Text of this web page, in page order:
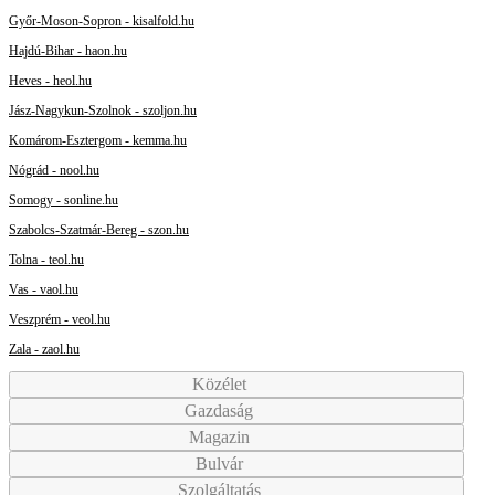
Győr-Moson-Sopron - kisalfold.hu
Hajdú-Bihar - haon.hu
Heves - heol.hu
Jász-Nagykun-Szolnok - szoljon.hu
Komárom-Esztergom - kemma.hu
Nógrád - nool.hu
Somogy - sonline.hu
Szabolcs-Szatmár-Bereg - szon.hu
Tolna - teol.hu
Vas - vaol.hu
Veszprém - veol.hu
Zala - zaol.hu
Közélet
Gazdaság
Magazin
Bulvár
Szolgáltatás